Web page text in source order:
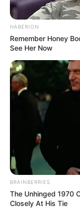
Quermania folgen:
Suchen:
Auf einigen Seiten
Angebote
gekauft wird, ist
HABERION
Remember Honey
See Her Now
BRAINBERRIES
The Unhinged 1970
Closely At His Tie